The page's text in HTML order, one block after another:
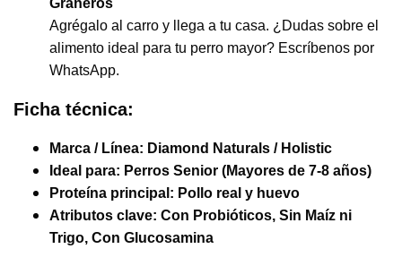
Graneros
Agrégalo al carro y llega a tu casa. ¿Dudas sobre el
alimento ideal para tu perro mayor? Escríbenos por
WhatsApp.
Ficha técnica:
Marca / Línea: Diamond Naturals / Holistic
Ideal para: Perros Senior (Mayores de 7-8 años)
Proteína principal: Pollo real y huevo
Atributos clave: Con Probióticos, Sin Maíz ni
Trigo, Con Glucosamina